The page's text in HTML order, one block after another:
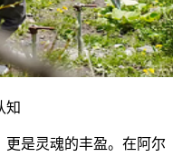
知
是灵魂的丰盈。在阿尔